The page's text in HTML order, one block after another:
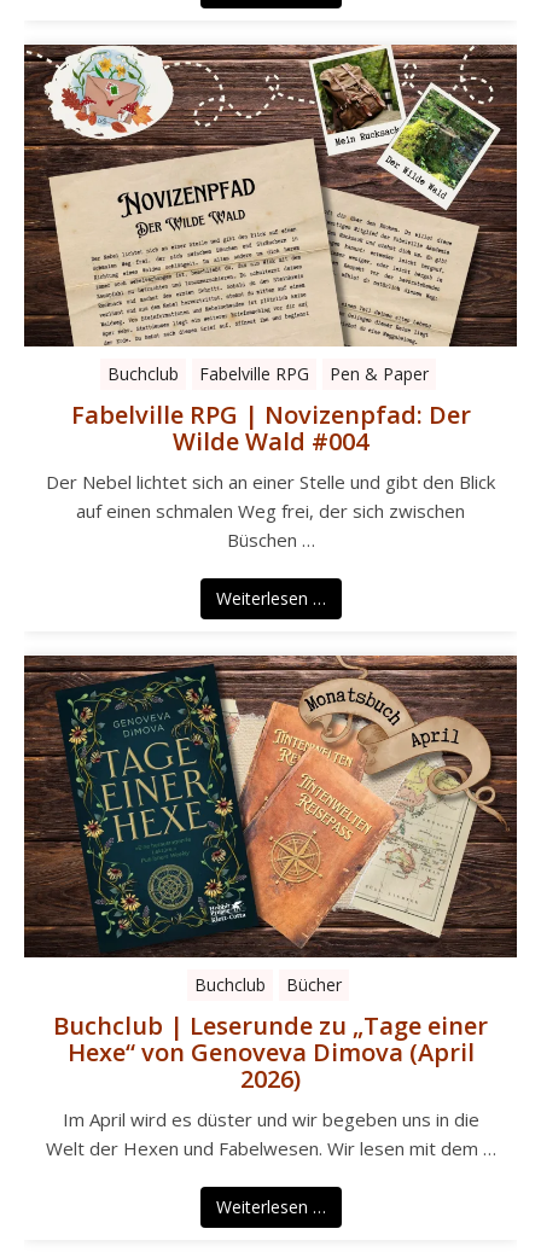
Buchclub Fabelville RPG Pen & Paper
Fabelville RPG | Novizenpfad: Der
Wilde Wald #004
Der Nebel lichtet sich an einer Stelle und gibt den Blick
auf einen schmalen Weg frei, der sich zwischen
Büschen …
Weiterlesen …
Buchclub Bücher
Buchclub | Leserunde zu „Tage einer
Hexe“ von Genoveva Dimova (April
2026)
Im April wird es düster und wir begeben uns in die
Welt der Hexen und Fabelwesen. Wir lesen mit dem …
Weiterlesen …